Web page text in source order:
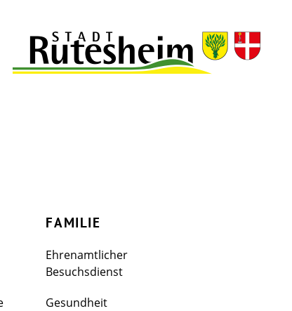
FAMILIE
Ehrenamtlicher
Besuchsdienst
Gesundheit